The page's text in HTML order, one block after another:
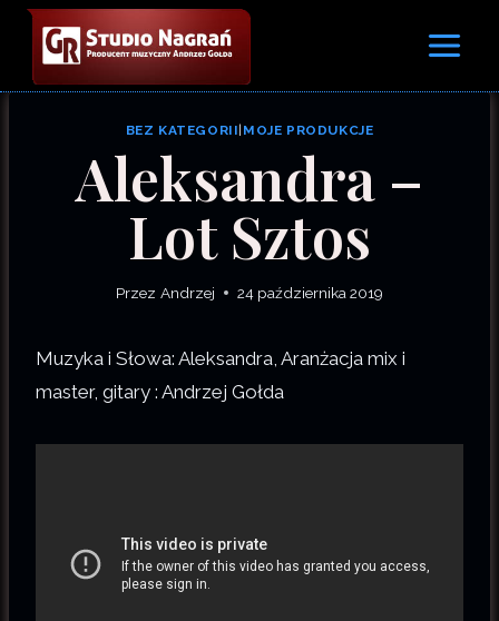
Przejdź
treści
BEZ KATEGORII| MOJE PRODUKCJE
Aleksandra –
Lot Sztos
Przez Andrzej 24 października 2019
Muzyka i Słowa: Aleksandra, Aranżacja mix i
master, gitary : Andrzej Gołda